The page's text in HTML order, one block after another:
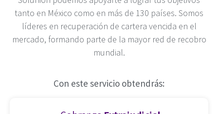
tanto en México como en más de 130 países. Somos
líderes en recuperación de cartera vencida en el
mercado, formando parte de la mayor red de recobro
mundial.
Con este servicio obtendrás: